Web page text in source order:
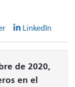
LinkedIn
de 2020,
en el